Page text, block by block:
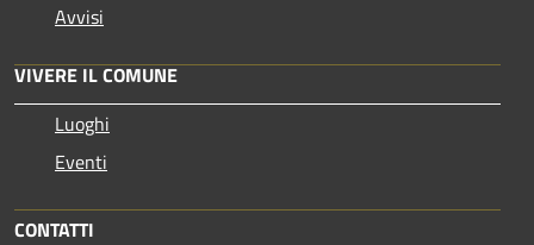
Avvisi
VIVERE IL COMUNE
Luoghi
Eventi
CONTATTI